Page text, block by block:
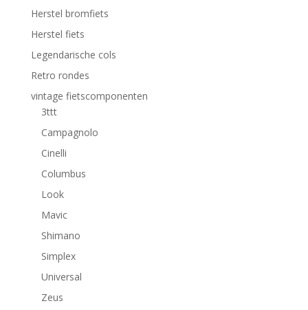
Herstel bromfiets
Herstel fiets
Legendarische cols
Retro rondes
vintage fietscomponenten
3ttt
Campagnolo
Cinelli
Columbus
Look
Mavic
Shimano
Simplex
Universal
Zeus